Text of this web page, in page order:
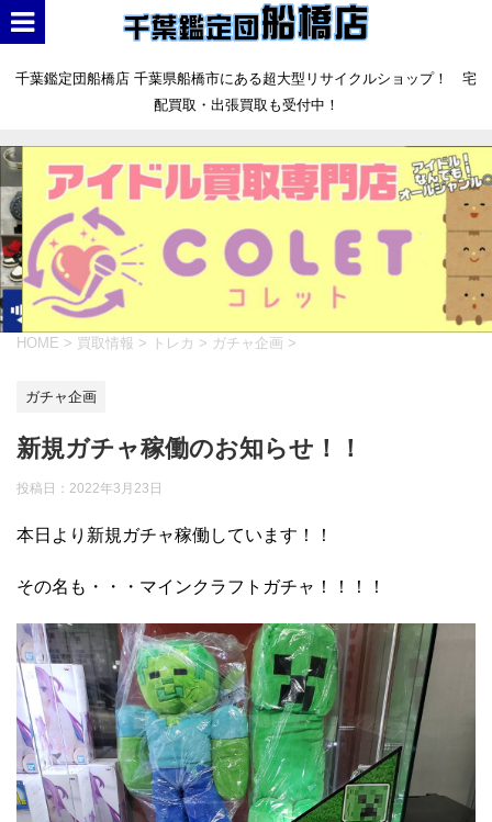
千葉鑑定団船橋店 千葉県船橋市にある超大型リサイクルショップ！ 宅
配買取・出張買取も受付中！
HOME > 買取情報 > トレカ > ガチャ企画 >
ガチャ企画
新規ガチャ稼働のお知らせ！！
投稿日： 2022年3月23日
本日より新規ガチャ稼働しています！！
その名も・・・マインクラフトガチャ！！！！